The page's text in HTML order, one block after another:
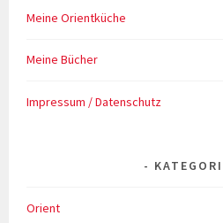
Meine Orientküche
Meine Bücher
Impressum / Datenschutz
Orient